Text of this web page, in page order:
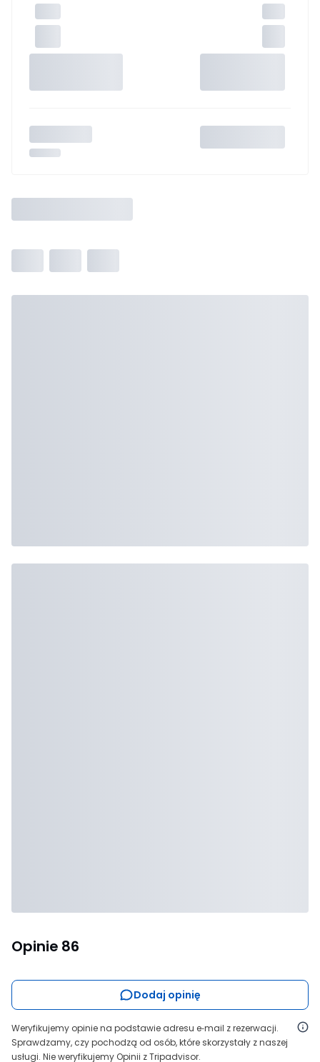
Opinie 86
Dodaj opinię
Weryfikujemy opinie na podstawie adresu e‑mail z rezerwacji.
Sprawdzamy, czy pochodzą od osób, które skorzystały z naszej
usługi. Nie weryfikujemy Opinii z Tripadvisor.